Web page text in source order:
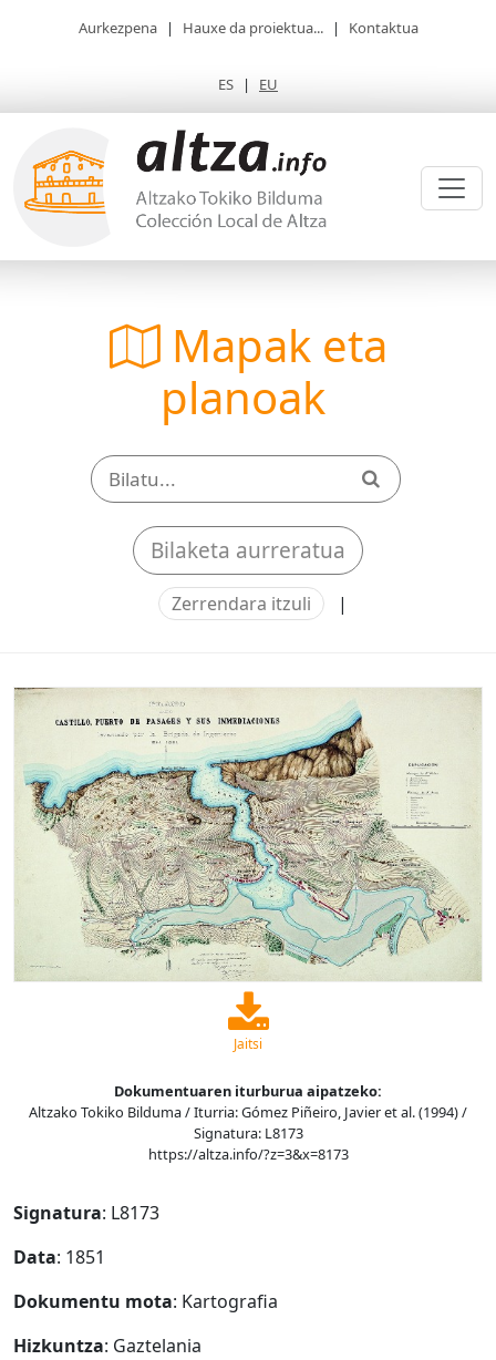
Aurkezpena | Hauxe da proiektua... | Kontaktua
ES | EU
Mapak eta
planoak
Bilaketa aurreratua
Zerrendara itzuli |
Jaitsi
Dokumentuaren iturburua aipatzeko:
Altzako Tokiko Bilduma / Iturria: Gómez Piñeiro, Javier et al. (1994) /
Signatura: L8173
https://altza.info/?z=3&x=8173
Signatura: L8173
Data: 1851
Dokumentu mota: Kartografia
Hizkuntza: Gaztelania